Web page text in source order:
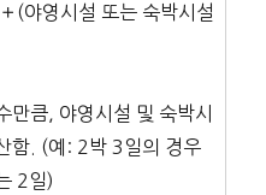
(야영시설 또는 숙박시설
큼, 야영시설 및 숙박시
함. (예: 2박 3일의 경우
2일)